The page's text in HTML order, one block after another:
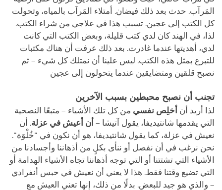
المَرآب. حدث بعد ذلك فيضان. أمتلاء المَرآب بالمياه، وتحولت
كل الكتب إلى عجين. تسبب هذا في علاجي من شراء الكتب.
لذا، في الهند كان لدي كتب قليلة، وبعض الكتب التي كانت
لدي، أهديتها عندما غادرت. بعد ذلك عرفت أن هناك مكتبات
للتبرع بمثل هذه الكتب. ليس علينا أن نمتلك كل شيء – ثم
نصبح قلقين ومتضايقين عندما يتحولون إلى عجين
تجنب أن نصبح محبطين بسبب الآخرين
لذا أريد أن أخلِص نفسي من كل تلك الأشياء – متبعًا النصحية
التي يقدمها شانتيديفا، يقول آتيشا – أن أعيش في عزلة. أن
نعيش في عزلة، كما يقول شانتيديفا، هو أن نكون في "خُلْوَة".
نحن نرغب في أن نفصل أو ننأى بكلٍ من أذهاننا وأجسادنا من
الأشياء التي تشتتنا أو التي توجه أذهاننا تجاه الأشياء الهدامة أو
التي تضيع وقتنا فقط. هذا لا يعني أن نعيش في حبس أنفرادي
– والذي هو جيد للبعض. بدلًا من ذلك، إنها تعني العيش مع